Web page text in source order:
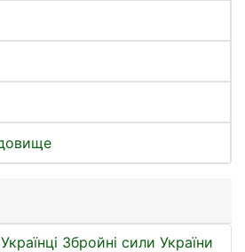
Українці Збройні сили України